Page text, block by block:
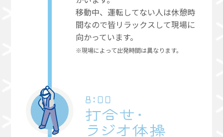
移動中、運転してない人は休憩時
間なので皆リラックスして現場に
向かっています。
※現場によって出発時間は異なります。